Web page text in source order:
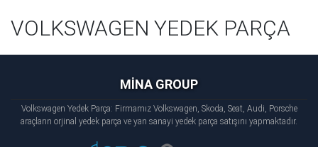
VOLKSWAGEN YEDEK PARÇA
MİNA GROUP
Volkswagen Yedek Parça: Firmamız Volkswagen, Skoda, Seat, Audi, Porsche
araçların orjinal yedek parça ve yan sanayi yedek parça satışını yapmaktadır.